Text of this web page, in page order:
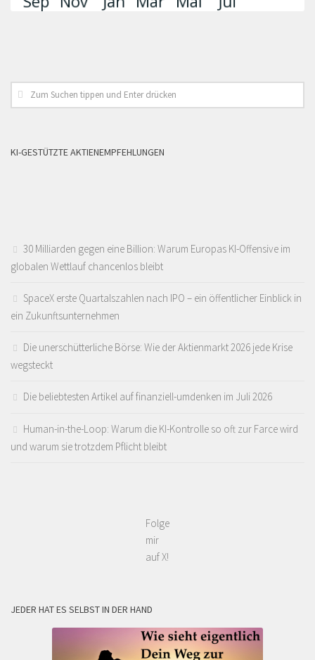
KI-GESTÜTZTE AKTIENEMPFEHLUNGEN
30 Milliarden gegen eine Billion: Warum Europas KI-Offensive im
globalen Wettlauf chancenlos bleibt
SpaceX erste Quartalszahlen nach IPO – ein öffentlicher Einblick in
ein Zukunftsunternehmen
Die unerschütterliche Börse: Wie der Aktienmarkt 2026 jede Krise
wegsteckt
Die beliebtesten Artikel auf finanziell-umdenken im Juli 2026
Human-in-the-Loop: Warum die KI-Kontrolle so oft zur Farce wird
und warum sie trotzdem Pflicht bleibt
Folge
mir
auf X!
JEDER HAT ES SELBST IN DER HAND